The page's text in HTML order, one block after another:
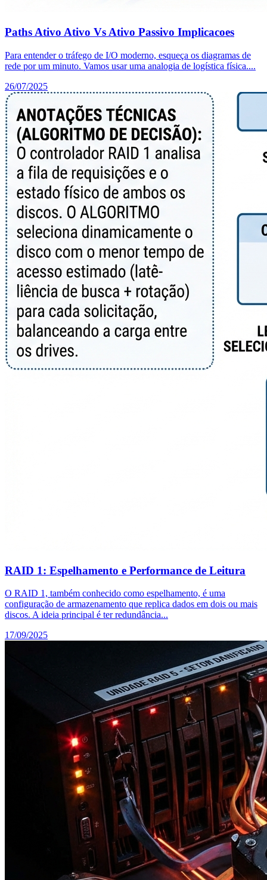
Paths Ativo Ativo Vs Ativo Passivo Implicacoes
Para entender o tráfego de I/O moderno, esqueça os diagramas de
rede por um minuto. Vamos usar uma analogia de logística física....
26/07/2025
RAID 1: Espelhamento e Performance de Leitura
O RAID 1, também conhecido como espelhamento, é uma
configuração de armazenamento que replica dados em dois ou mais
discos. A ideia principal é ter redundância...
17/09/2025